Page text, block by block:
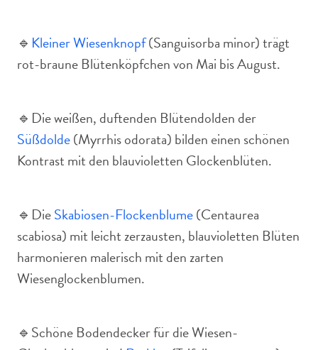
🔹 Kleiner Wiesenknopf(Sanguisorba minor) trägt
rot-braune Blütenköpfchen von Mai bis August.
🔹Die weißen, duftenden Blütendolden der
Süßdolde(Myrrhis odorata) bilden einen schönen
Kontrast mit den blauvioletten Glockenblüten.
🔹DieSkabiosen-Flockenblume(Centaurea
scabiosa) mit leicht zerzausten, blauvioletten Blüten
harmonieren malerisch mit den zarten
Wiesenglockenblumen.
🔹Schöne Bodendecker für die Wiesen-